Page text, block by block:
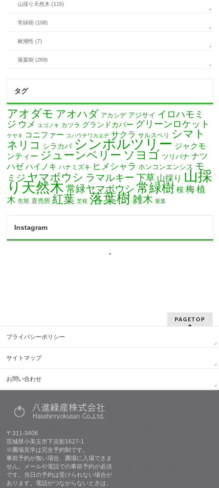
山採り天然木 (115)
常緑樹 (108)
耐潮性 (7)
落葉樹 (269)
タグ
アオダモ アオハダ アカシデ アジサイ イロハモミ
ジ ウメ エゴノキ カツラ グランドカバー グリーンロケット
ケヤキ コニファー コハウチワカエデ サクラ サルスベリ シマト
ネリコ
シラカバ シンボルツリー ジャクモ
ンティー ジューンベリー ソヨゴ ツリバナ ナツ
ハゼ ハイノキ ハナミズキ ヒメシャラ ホンコンエンシス モ
ミジ ヤマボウシ ラマルキー 下草 山採り 山採
り天然木 常緑ヤマボウシ 常緑樹 桜 梅 植
木 生垣 直売所 紅葉 芝桜 落葉樹 雑木 黄葉
Instagram
PAGETOP
プライバシーポリシー
サイトマップ
お問い合わせ
〒311-3406
茨城県小美玉市下吉影1627-1
※圃場見学は完全予約制です。
事前予約が無い場合、圃場に入場できま
せん。メールや電話での事前予約が必須
です。当日の予約は受けられない場合が
あります。電話がつながらないときは、